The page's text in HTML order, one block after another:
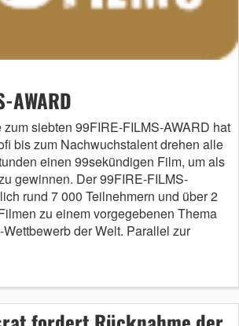
AWARD
siebten 99FIRE-FILMS-AWARD hat
bis zum Nachwuchstalent drehen alle
einen 99sekündigen Film, um als
gewinnen. Der 99FIRE-FILMS-
rund 7 000 Teilnehmern und über 2
zu einem vorgegebenen Thema
der Welt. Parallel zur